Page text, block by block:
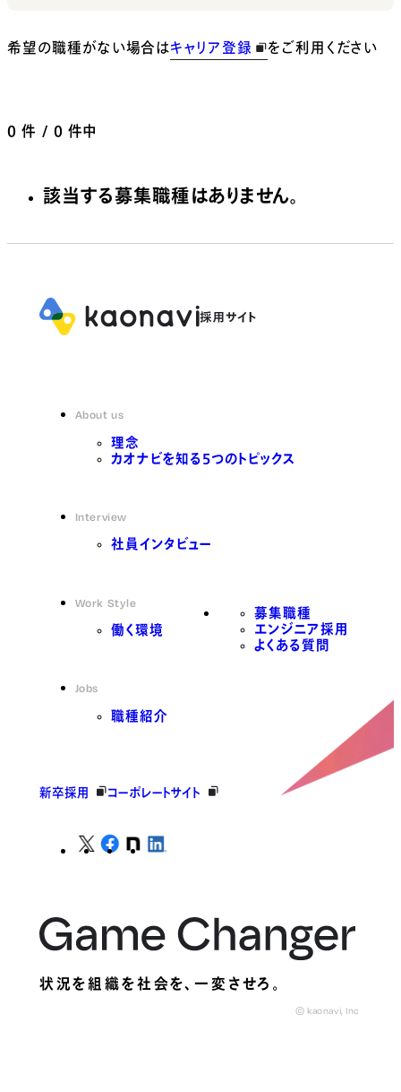
希望の職種がない場合はキャリア登録 をご利用ください
0 件 / 0 件中
該当する募集職種はありません。
About us
理念
カオナビを知る5つのトピックス
Interview
社員インタビュー
Work Style
働く環境
Jobs
職種紹介
募集職種
エンジニア採用
よくある質問
新卒採用 コーポレートサイト
状況を組織を社会を、一変させろ。
© kaonavi, Inc